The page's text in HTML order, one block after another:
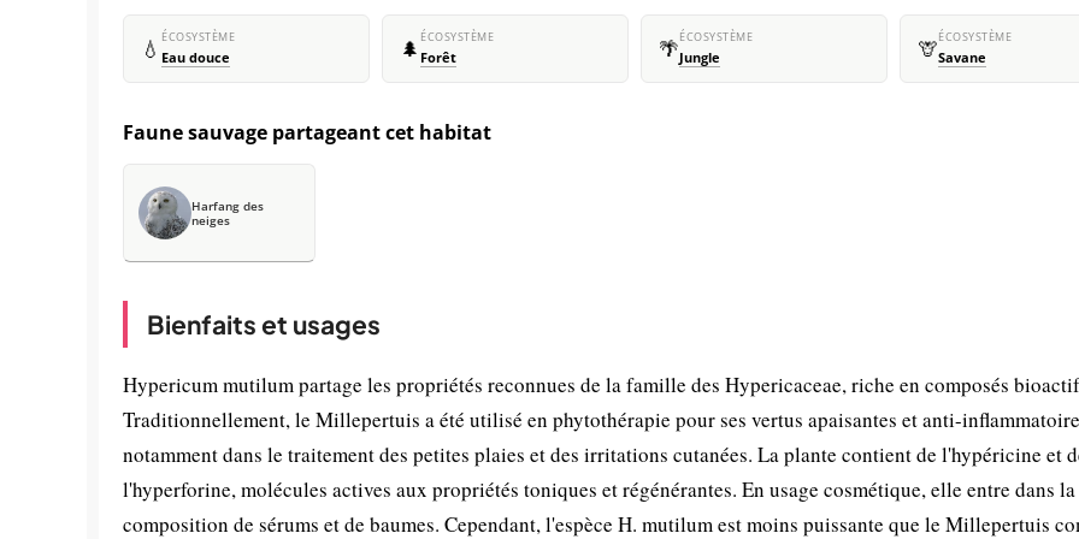
💧 ÉCOSYSTÈME
Eau douce 🌲 ÉCOSYSTÈME
Forêt 🌴ÉCOSYSTÈME
Jungle 🦒ÉCOSYSTÈME
Savane
Faune sauvage partageant cet habitat
Harfang des
neiges
Bienfaits et usages
Hypericum mutilum partage les propriétés reconnues de la famille des Hypericaceae, riche en composés
Traditionnellement, le Millepertuis a été utilisé en phytothérapie pour ses vertus apaisantes et anti-
notamment dans le traitement des petites plaies et des irritations cutanées. La plante contient de l'hypéricine et
l'hyperforine, molécules actives aux propriétés toniques et régénérantes. En usage cosmétique, elle entre dans la
composition de sérums et de baumes. Cependant, l'espèce H. mutilum est moins puissante que le Millepertuis